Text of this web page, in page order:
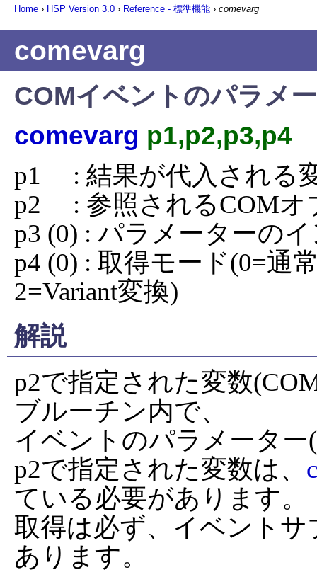
Home › HSP Version 3.0 › Reference - 標準機能 › comevarg
comevarg
COMイベントのパラメ
comevarg p1,p2,p3,p4
p1     : 結果が代入される
p2     : 参照されるCOM
p3 (0) : パラメーターの
p4 (0) : 取得モード(0=通
2=Variant変換)
解説
p2で指定された変数
ブルーチン内で、
イベントのパラメータ
p2で指定された変数は、
ている必要があります。
取得は必ず、イベント
あります。